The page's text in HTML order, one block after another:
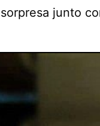
sorpresa junto